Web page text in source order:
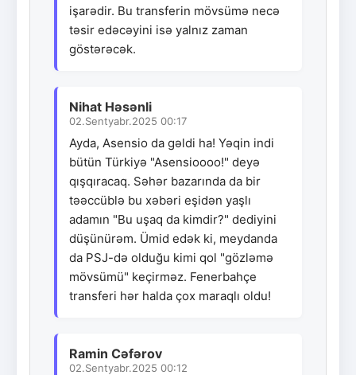
işarədir. Bu transferin mövsümə necə
təsir edəcəyini isə yalnız zaman
göstərəcək.
Nihat Həsənli
02.Sentyabr.2025 00:17
Ayda, Asensio da gəldi ha! Yəqin indi
bütün Türkiyə "Asensioooo!" deyə
qışqıracaq. Səhər bazarında da bir
təəccüblə bu xəbəri eşidən yaşlı
adamın "Bu uşaq da kimdir?" dediyini
düşünürəm. Ümid edək ki, meydanda
da PSJ-də olduğu kimi qol "gözləmə
mövsümü" keçirməz. Fenerbahçe
transferi hər halda çox maraqlı oldu!
Ramin Cəfərov
02.Sentyabr.2025 00:12